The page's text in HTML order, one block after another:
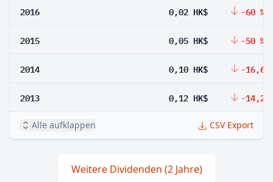
2016 0,02 HK$ -60 %
2015 0,05 HK$ -50 %
2014 0,10 HK$ -16,67
2013 0,12 HK$ -14,29
Alle aufklappen CSV Export
Weitere Dividenden (2 Jahre)